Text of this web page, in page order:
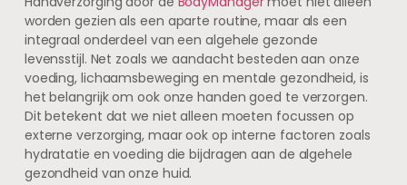
worden gezien als een aparte routine, maar als een
integraal onderdeel van een algehele gezonde
levensstijl. Net zoals we aandacht besteden aan onze
voeding, lichaamsbeweging en mentale gezondheid, is
het belangrijk om ook onze handen goed te verzorgen.
Dit betekent dat we niet alleen moeten focussen op
externe verzorging, maar ook op interne factoren zoals
hydratatie en voeding die bijdragen aan de algehele
gezondheid van onze huid.